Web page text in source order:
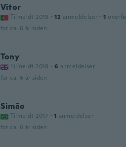
Vitor
Tilmeldt 2019 · 12 anmeldelser · 1
for ca. 6 år siden
Tony
Tilmeldt 2018 · 6 anmeldelser
for ca. 6 år siden
Simão
Tilmeldt 2017 · 1 anmeldelser
for ca. 6 år siden